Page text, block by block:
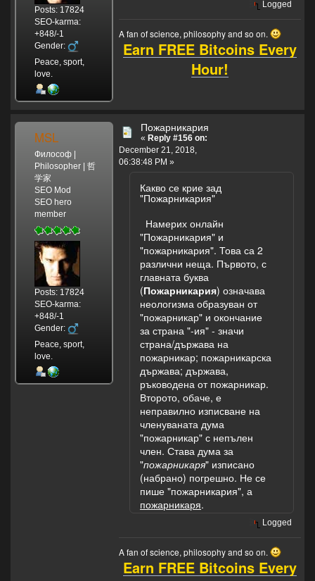
Posts: 17824
SEO-karma:
+848/-1
Gender:
Peace, sport,
love.
Logged
A fan of science, philosophy and so on.
Earn FREE Bitcoins Every
Hour!
MSL
Философ |
Philosopher | 哲
学家
SEO Mod
SEO hero
member
Posts: 17824
SEO-karma:
+848/-1
Gender:
Peace, sport,
love.
Пожарникария
« Reply #156 on:
December 21, 2018,
06:38:48 PM »
Какво се крие зад
"Пожарникария"
Намерих онлайн
"Пожарникария" и
"пожарникария". Това са 2
различни неща. Първото, с
главната буква
(Пожарникария) означава
неологизма образуван от
"пожарникар" и окончание
за страна "-ия" - значи
страна/държава на
пожарникар; пожарникарска
държава; държава,
ръководена от пожарникар.
Второто, обаче, е
неправилно изписване на
членуваната дума
"пожарникар" с непълен
член. Става дума за
"пожарникаря" изписано
(набрано) погрешно. Не се
пише "пожарникария", а
пожарникаря.
Logged
A fan of science, philosophy and so on.
Earn FREE Bitcoins Every